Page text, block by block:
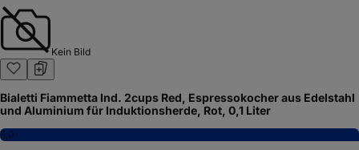
Kein Bild
Bialetti Fiammetta Ind. 2cups Red, Espressokocher aus Edelstahl
und Aluminium für Induktionsherde, Rot, 0,1 Liter
8,0